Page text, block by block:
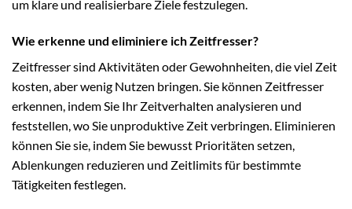
um klare und realisierbare Ziele festzulegen.
Wie erkenne und eliminiere ich Zeitfresser?
Zeitfresser sind Aktivitäten oder Gewohnheiten, die viel Zeit
kosten, aber wenig Nutzen bringen. Sie können Zeitfresser
erkennen, indem Sie Ihr Zeitverhalten analysieren und
feststellen, wo Sie unproduktive Zeit verbringen. Eliminieren
können Sie sie, indem Sie bewusst Prioritäten setzen,
Ablenkungen reduzieren und Zeitlimits für bestimmte
Tätigkeiten festlegen.